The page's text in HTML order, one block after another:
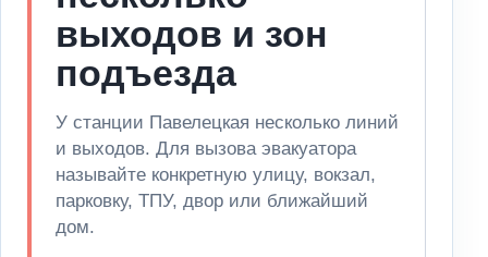
выходов и зон
подъезда
У станции Павелецкая несколько линий
и выходов. Для вызова эвакуатора
называйте конкретную улицу, вокзал,
парковку, ТПУ, двор или ближайший
дом.